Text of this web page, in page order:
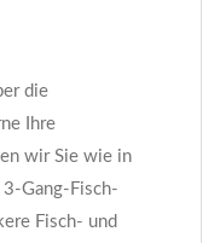
die
Ihre
wir Sie wie in
Gang-Fisch-
Fisch- und